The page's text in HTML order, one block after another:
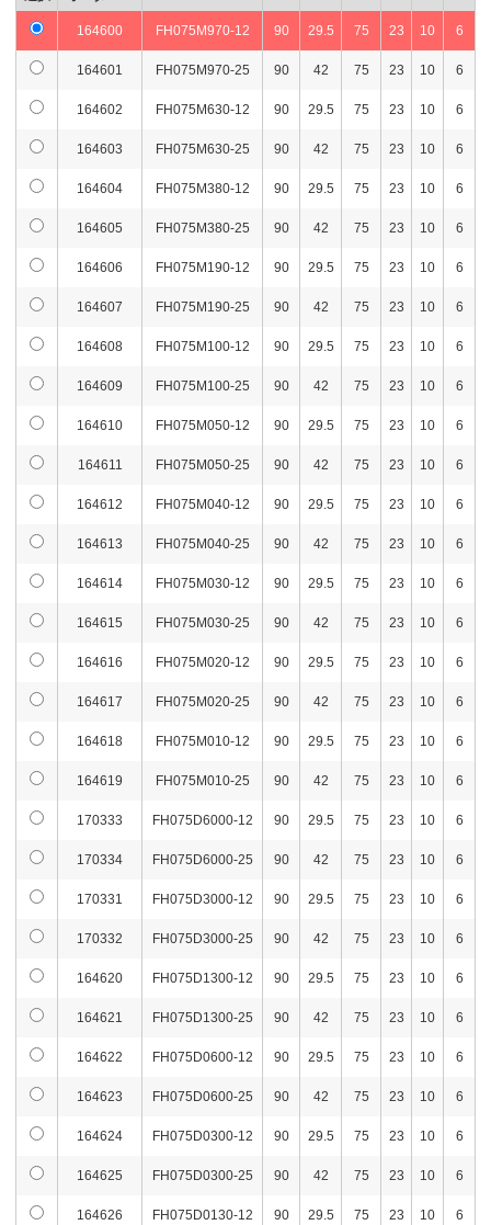
164600 FH075M970-12 90 29.5 75 23 10 6
164601 FH075M970-25 90 42 75 23 10 6
164602 FH075M630-12 90 29.5 75 23 10 6
164603 FH075M630-25 90 42 75 23 10 6
164604 FH075M380-12 90 29.5 75 23 10 6
164605 FH075M380-25 90 42 75 23 10 6
164606 FH075M190-12 90 29.5 75 23 10 6
164607 FH075M190-25 90 42 75 23 10 6
164608 FH075M100-12 90 29.5 75 23 10 6
164609 FH075M100-25 90 42 75 23 10 6
164610 FH075M050-12 90 29.5 75 23 10 6
164611 FH075M050-25 90 42 75 23 10 6
164612 FH075M040-12 90 29.5 75 23 10 6
164613 FH075M040-25 90 42 75 23 10 6
164614 FH075M030-12 90 29.5 75 23 10 6
164615 FH075M030-25 90 42 75 23 10 6
164616 FH075M020-12 90 29.5 75 23 10 6
164617 FH075M020-25 90 42 75 23 10 6
164618 FH075M010-12 90 29.5 75 23 10 6
164619 FH075M010-25 90 42 75 23 10 6
170333 FH075D6000-12 90 29.5 75 23 10 6
170334 FH075D6000-25 90 42 75 23 10 6
170331 FH075D3000-12 90 29.5 75 23 10 6
170332 FH075D3000-25 90 42 75 23 10 6
164620 FH075D1300-12 90 29.5 75 23 10 6
164621 FH075D1300-25 90 42 75 23 10 6
164622 FH075D0600-12 90 29.5 75 23 10 6
164623 FH075D0600-25 90 42 75 23 10 6
164624 FH075D0300-12 90 29.5 75 23 10 6
164625 FH075D0300-25 90 42 75 23 10 6
164626 FH075D0130-12 90 29.5 75 23 10 6